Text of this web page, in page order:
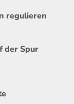
regulieren
der Spur